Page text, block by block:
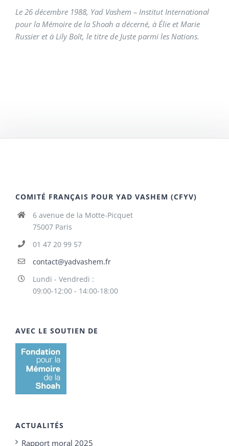
Le 26 décembre 1988, Yad Vashem – Institut International
pour la Mémoire de la Shoah a décerné, à Élie et Marie
Russier et à Lily Boît, le titre de Juste parmi les Nations.
COMITÉ FRANÇAIS POUR YAD VASHEM (CFYV)
6 avenue de la Motte-Picquet
75007 Paris
01 47 20 99 57
contact@yadvashem.fr
Lundi - Vendredi :
09:00-12:00 - 14:00-18:00
AVEC LE SOUTIEN DE
ACTUALITÉS
Rapport moral 2025